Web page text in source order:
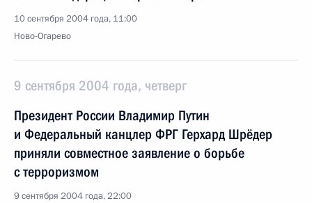
10 сентября 2004 года, 11:00
Ново-Огарево
9 сентября 2004 года, четверг
Президент России Владимир Путин
и Федеральный канцлер ФРГ Герхард Шрёдер
приняли совместное заявление о борьбе
с терроризмом
9 сентября 2004 года, 22:00